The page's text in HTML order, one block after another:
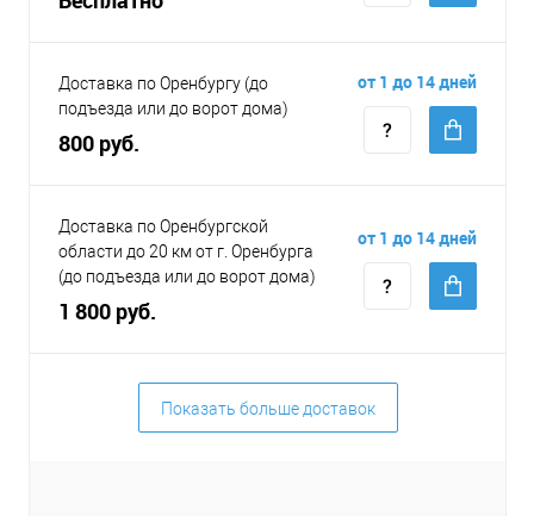
Доставка по Оренбургу (до
подъезда или до ворот дома)
800 руб.
от 1 до 14 дней
Доставка по Оренбургской
области до 20 км от г. Оренбурга
(до подъезда или до ворот дома)
1 800 руб.
от 1 до 14 дней
Показать больше доставок